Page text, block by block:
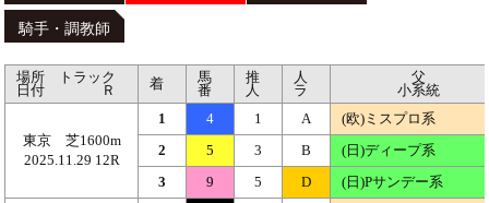
騎手・調教師
場所 トラック
日付 Ｒ
着
馬
番
推
人
人
ラ
父
小系統
東京 芝1600m
2025.11.29 12R
1 4 1 A (欧)ミスプロ系
2 5 3 B (日)ディープ系
3 9 5 D (日)Pサンデー系